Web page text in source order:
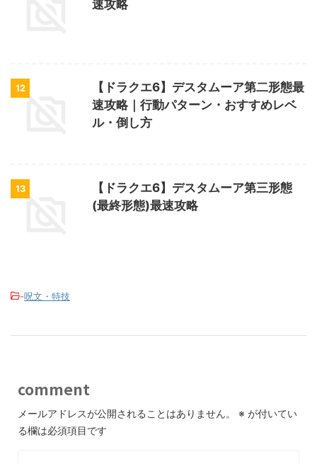
速攻略
12
【ドラクエ6】デスタムーア第二形態最
速攻略｜行動パターン・おすすめレベ
ル・倒し方
13
【ドラクエ6】デスタムーア第三形態
(最終形態)最速攻略
-呪文・特技
comment
メールアドレスが公開されることはありません。 ※ が付いてい
る欄は必須項目です